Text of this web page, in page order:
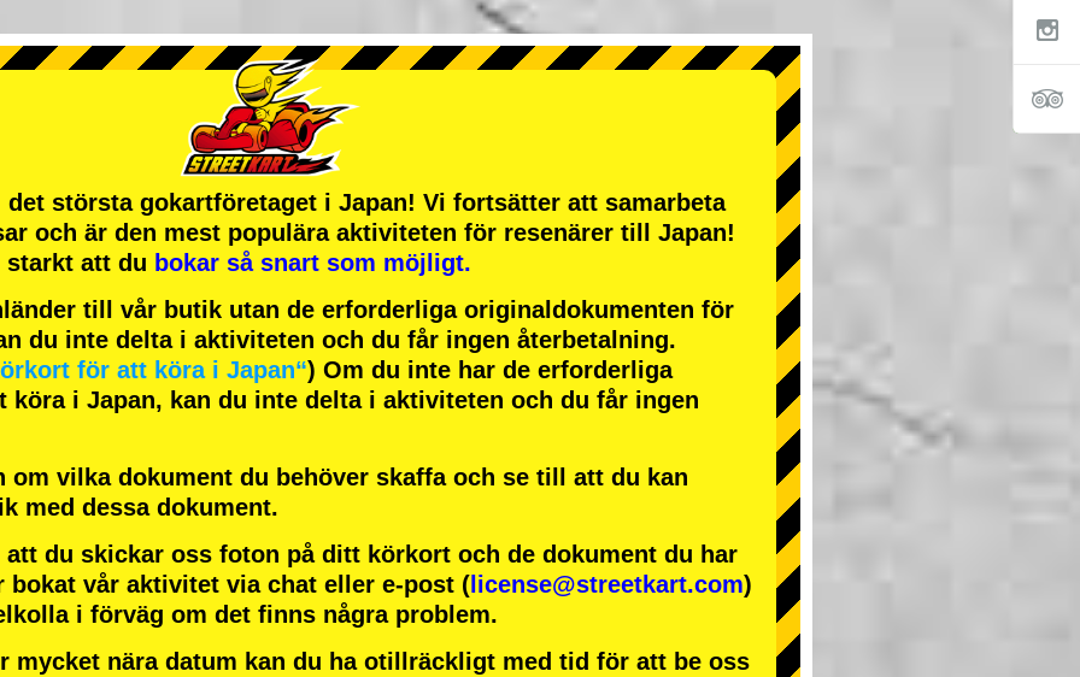
det största gokartföretaget i Japan! Vi fortsätter att samarbeta
och är den mest populära aktiviteten för resenärer till Japan!
starkt att du bokar så snart som möjligt.
till vår butik utan de erforderliga originaldokumenten för
du inte delta i aktiviteten och du får ingen återbetalning.
för att köra i Japan“) Om du inte har de erforderliga
köra i Japan, kan du inte delta i aktiviteten och du får ingen
om vilka dokument du behöver skaffa och se till att du kan
med dessa dokument.
att du skickar oss foton på ditt körkort och de dokument du har
bokat vår aktivitet via chat eller e-post ( license@streetkart.com)
i förväg om det finns några problem.
mycket nära datum kan du ha otillräckligt med tid för att be oss